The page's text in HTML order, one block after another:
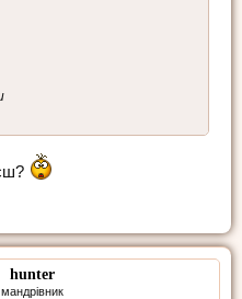
hunter
мандрівник